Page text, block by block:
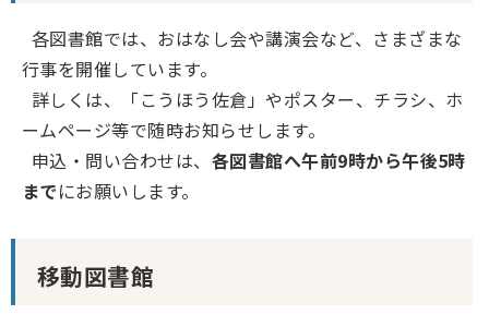
各図書館では、おはなし会や講演会など、さまざまな
行事を開催しています。
詳しくは、「こうほう佐倉」やポスター、チラシ、ホ
ームページ等で随時お知らせします。
申込・問い合わせは、 各図書館へ午前9時から午後5時
までにお願いします。
移動図書館